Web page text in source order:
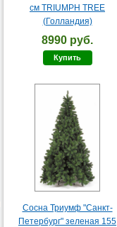
см TRIUMPH TREE
(Голландия)
8990 руб.
Купить
Сосна Триумф "Санкт-
Петербург" зеленая 155